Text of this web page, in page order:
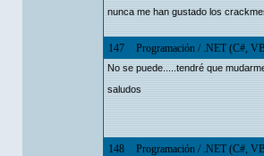
nunca me han gustado los
147 Programación/ .NET (C#,
No se puede.....tendré que
saludos
148 Programación/ .NET (C#,